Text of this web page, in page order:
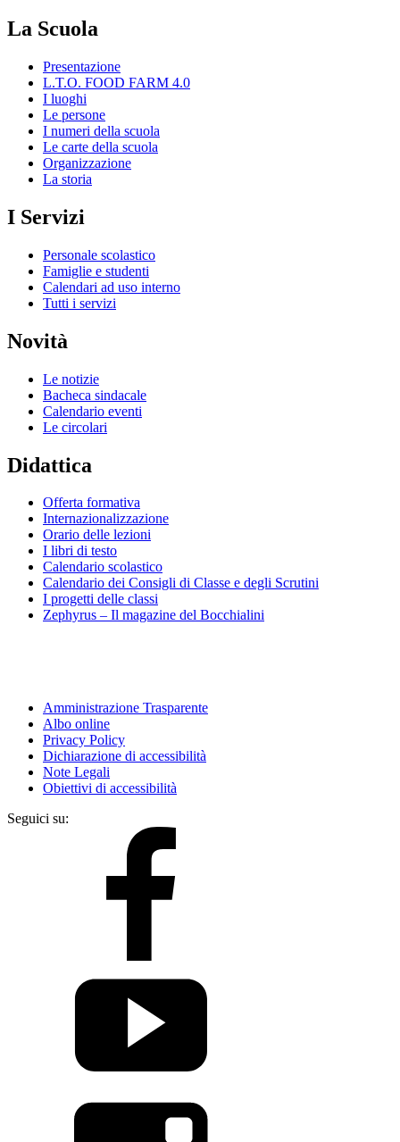
La Scuola
Presentazione
L.T.O. FOOD FARM 4.0
I luoghi
Le persone
I numeri della scuola
Le carte della scuola
Organizzazione
La storia
I Servizi
Personale scolastico
Famiglie e studenti
Calendari ad uso interno
Tutti i servizi
Novità
Le notizie
Bacheca sindacale
Calendario eventi
Le circolari
Didattica
Offerta formativa
Internazionalizzazione
Orario delle lezioni
I libri di testo
Calendario scolastico
Calendario dei Consigli di Classe e degli Scrutini
I progetti delle classi
Zephyrus – Il magazine del Bocchialini
Amministrazione Trasparente
Albo online
Privacy Policy
Dichiarazione di accessibilità
Note Legali
Obiettivi di accessibilità
Seguici su: